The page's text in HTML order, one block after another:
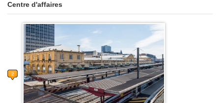
Centre d'affaires